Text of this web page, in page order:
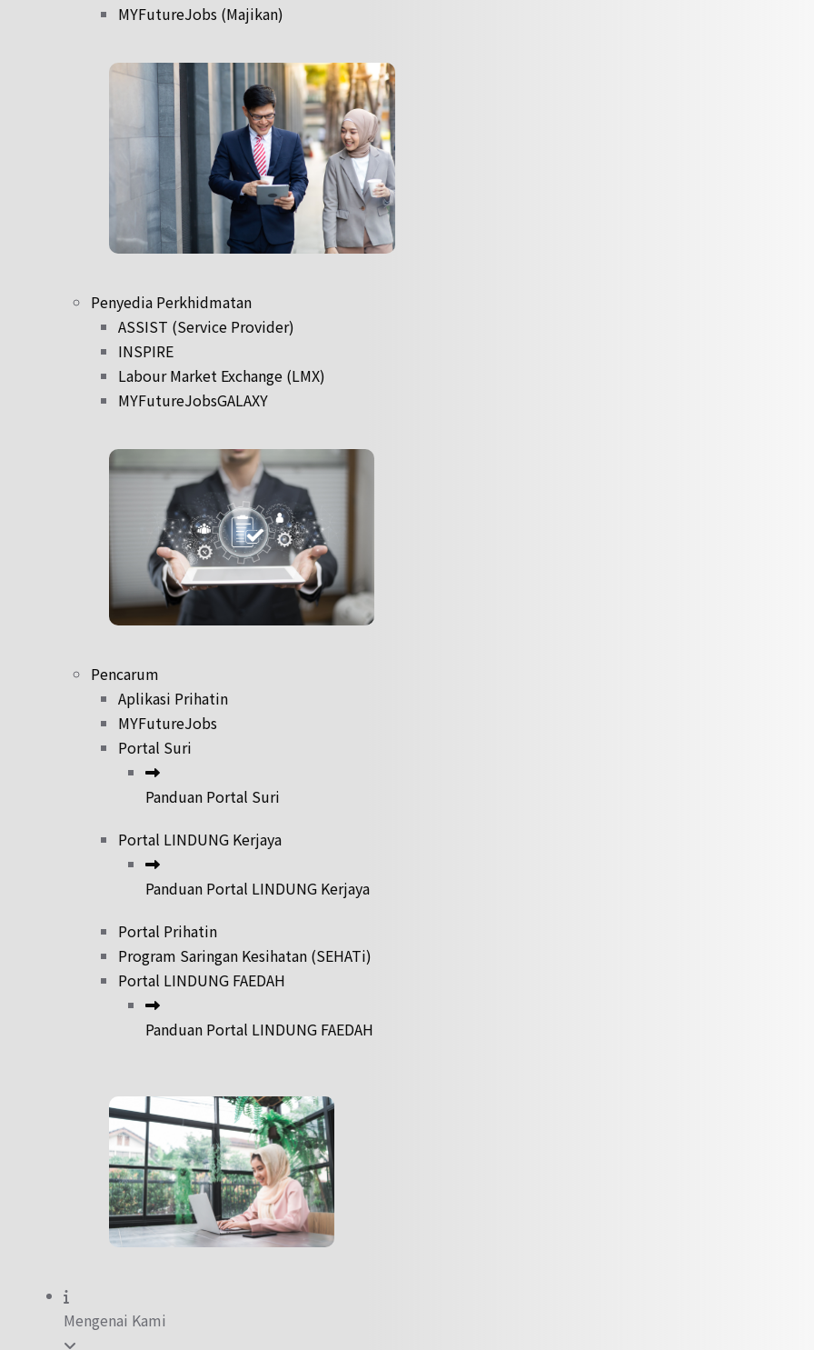
MYFutureJobs (Majikan)
Penyedia Perkhidmatan
ASSIST (Service Provider)
INSPIRE
Labour Market Exchange (LMX)
MYFutureJobsGALAXY
Pencarum
Aplikasi Prihatin
MYFutureJobs
Portal Suri
Panduan Portal Suri
Portal LINDUNG Kerjaya
Panduan Portal LINDUNG Kerjaya
Portal Prihatin
Program Saringan Kesihatan (SEHATi)
Portal LINDUNG FAEDAH
Panduan Portal LINDUNG FAEDAH
Mengenai Kami